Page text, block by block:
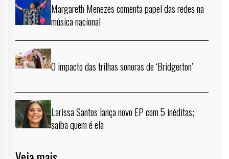
Margareth Menezes comenta papel das redes na
música nacional
O impacto das trilhas sonoras de ‘Bridgerton’
Larissa Santos lança novo EP com 5 inéditas;
saiba quem é ela